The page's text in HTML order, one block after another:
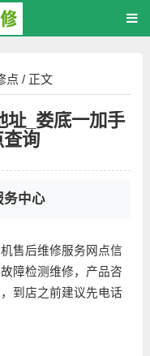
点 / 正文
址_娄底一加手
询
务中心
售后维修服务网点信
障检测维修，产品咨
到店之前建议先电话